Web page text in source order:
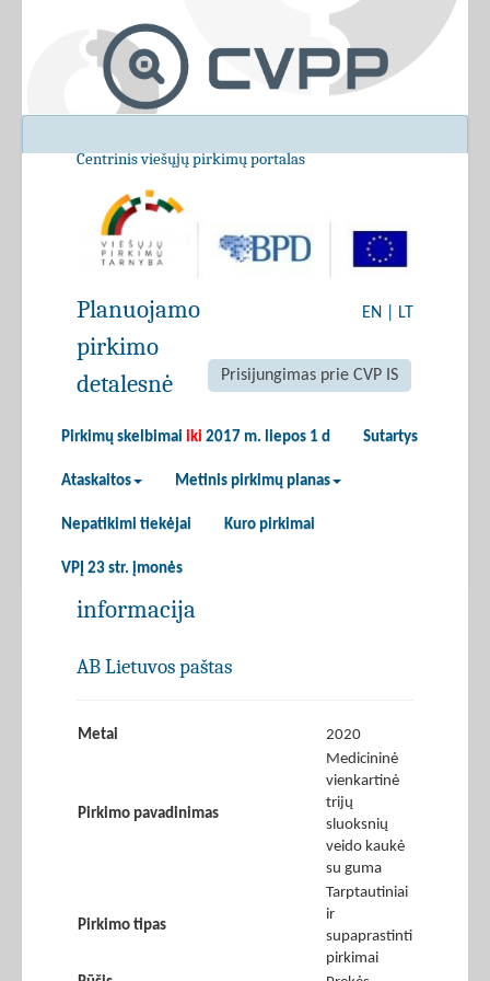
Centrinis viešųjų pirkimų portalas
EN LT
Prisijungimas prie CVP IS
Pirkimų skelbimai iki 2017 m. liepos 1 d Sutartys
Ataskaitos Metinis pirkimų planas
Nepatikimi tiekėjai Kuro pirkimai
VPĮ 23 str. įmonės
Planuojamo
pirkimo
detalesnė
informacija
AB Lietuvos paštas
Metai 2020
Pirkimo pavadinimas
Medicininė
vienkartinė
trijų
sluoksnių
veido kaukė
su guma
Pirkimo tipas
Tarptautiniai
ir
supaprastinti
pirkimai